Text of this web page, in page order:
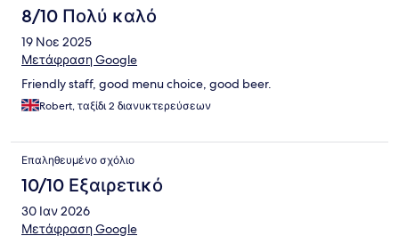
8/10 Πολύ καλό
19 Νοε 2025
Μετάφραση Google
Friendly staff, good menu choice, good beer.
Robert, ταξίδι 2 διανυκτερεύσεων
Επαληθευμένο σχόλιο
10/10 Εξαιρετικό
30 Ιαν 2026
Μετάφραση Google